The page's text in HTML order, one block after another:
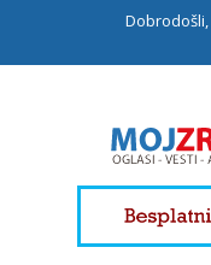
Dobrodošli,